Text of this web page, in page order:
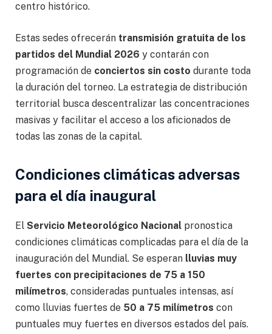
centro histórico.
Estas sedes ofrecerán transmisión gratuita de los
partidos del Mundial 2026 y contarán con
programación de conciertos sin costo durante toda
la duración del torneo. La estrategia de distribución
territorial busca descentralizar las concentraciones
masivas y facilitar el acceso a los aficionados de
todas las zonas de la capital.
Condiciones climáticas adversas
para el día inaugural
El Servicio Meteorológico Nacional pronostica
condiciones climáticas complicadas para el día de la
inauguración del Mundial. Se esperan lluvias muy
fuertes con precipitaciones de 75 a 150
milímetros, consideradas puntuales intensas, así
como lluvias fuertes de 50 a 75 milímetros con
puntuales muy fuertes en diversos estados del país.